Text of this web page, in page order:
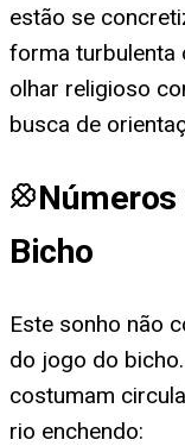
estão se
forma turbulenta
olhar religioso
busca de
Bicho
Este sonho não
do jogo do
costumam
rio enchendo: